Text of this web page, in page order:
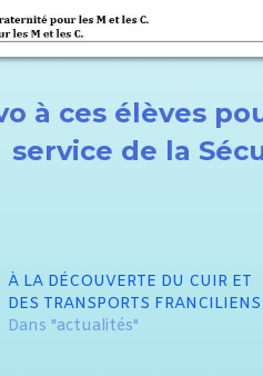
à ces élèves
service de la
À LA DÉCOUVERTE DU CUIR ET
DES TRANSPORTS FRANCILIENS
Dans "actualités"